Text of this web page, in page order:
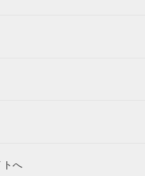
トへ